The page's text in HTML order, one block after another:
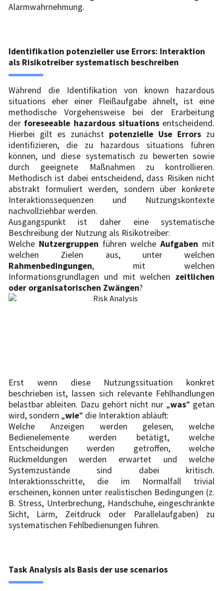
Alarmwahrnehmung.
Identifikation potenzieller use Errors: Interaktion
als Risikotreiber systematisch beschreiben
Während die Identifikation von known hazardous
situations eher einer Fleißaufgabe ähnelt, ist eine
methodische Vorgehensweise bei der Erarbeitung
der foreseeable hazardous situationsentscheidend.
Hierbei gilt es zunächst potenzielle Use Errors zu
identifizieren, die zu hazardous situations führen
können, und diese systematisch zu bewerten sowie
durch geeignete Maßnahmen zu kontrollieren.
Methodisch ist dabei entscheidend, dass Risiken nicht
abstrakt formuliert werden, sondern über konkrete
Interaktionssequenzen und Nutzungskontexte
nachvollziehbar werden.
Ausgangspunkt ist daher eine systematische
Beschreibung der Nutzung als Risikotreiber:
Welche Nutzergruppen führen welcheAufgaben mit
welchen Zielen aus, unter welchen
Rahmenbedingungen, mit welchen
Informationsgrundlagen und mit welchen zeitlichen
oder organisatorischen Zwängen?
Erst wenn diese Nutzungssituation konkret
beschrieben ist, lassen sich relevante Fehlhandlungen
belastbar ableiten. Dazu gehört nicht nur „was“ getan
wird, sondern „wie“ die Interaktion abläuft:
Welche Anzeigen werden gelesen, welche
Bedienelemente werden betätigt, welche
Entscheidungen werden getroffen, welche
Rückmeldungen werden erwartet und welche
Systemzustände sind dabei kritisch.
Interaktionsschritte, die im Normalfall trivial
erscheinen, können unter realistischen Bedingungen (z.
B. Stress, Unterbrechung, Handschuhe, eingeschränkte
Sicht, Lärm, Zeitdruck oder Parallelaufgaben) zu
systematischen Fehlbedienungen führen.
Task Analysis als Basis der use scenarios